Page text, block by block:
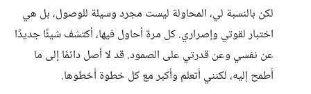
لكن بالنسبة لي، المحاولة ليست مجرد وسيلة للوصول، بل هي
اختبار لقوتي وإصراري. كل مرة أحاول فيها، أكتشف شيئًا جديدًا
عن نفسي وعن قدرتي على الصمود. قد لا أصل دائمًا إلى ما
أطمح إليه، لكنني أتعلم وأكبر مع كل خطوة أخطوها.